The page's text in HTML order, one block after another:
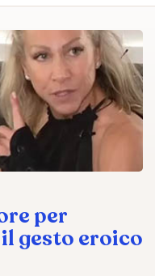
per
gesto eroico